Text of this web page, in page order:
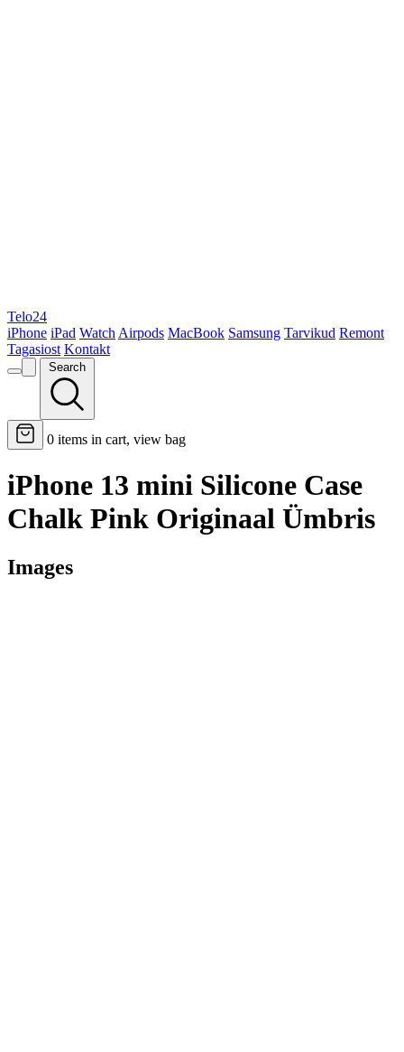
Telo24
iPhone iPad Watch Airpods MacBook Samsung Tarvikud Remont
Tagasiost Kontakt
Search
0 items in cart, view bag
iPhone 13 mini Silicone Case
Chalk Pink Originaal Ümbris
Images